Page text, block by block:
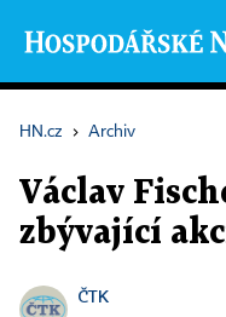
HN.cz › Archiv
Václav
zbývající
ČTK